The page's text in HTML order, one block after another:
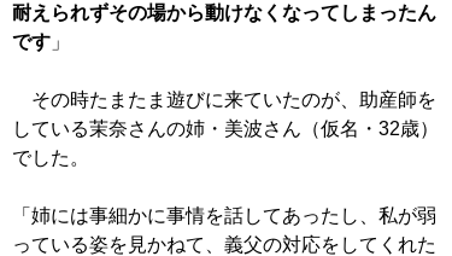
耐えられずその場から動けなくなってしまったん
です 」
その時たまたま遊びに来ていたのが、助産師を
している茉奈さんの姉・美波さん（仮名・32歳）
でした。
「姉には事細かに事情を話してあったし、私が弱
っている姿を見かねて、義父の対応をしてくれた